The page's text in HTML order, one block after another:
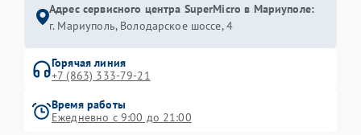
Адрес сервисного центра SuperMicro в Мариуполе:
г. Мариуполь, Володарское шоссе, 4
Горячая линия
+7 (863) 333-79-21
Время работы
Ежедневно с 9:00 до 21:00